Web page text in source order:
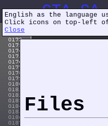
English as the language
Click icons on top-left
Close
GTA
Files